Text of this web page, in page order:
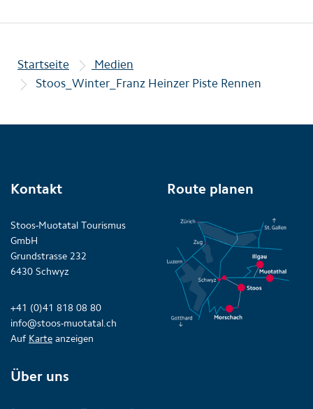
Startseite
Medien
Stoos_Winter_Franz Heinzer Piste Rennen
Kontakt
Stoos-Muotatal Tourismus
GmbH
Grundstrasse 232
6430 Schwyz
+41 (0)41 818 08 80
info@stoos-muotatal.ch
Auf Karte anzeigen
Route planen
Über uns